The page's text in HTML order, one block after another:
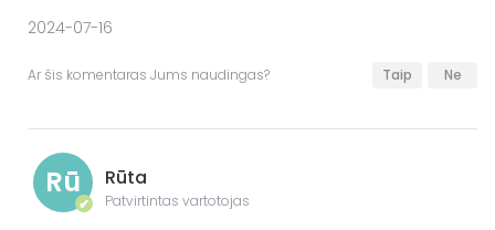
2024-07-16
Ar šis komentaras Jums naudingas? Taip Ne
Rū
✔
Rūta
Patvirtintas vartotojas